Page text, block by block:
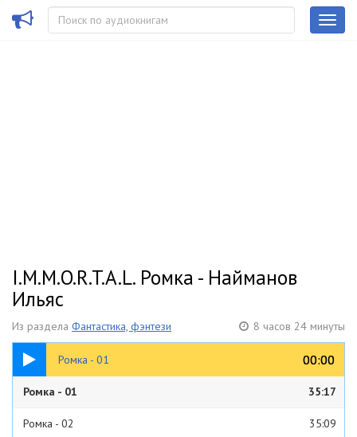
I.M.M.O.R.T.A.L. Ромка - Найманов
Ильяс
Из раздела Фантастика, фэнтези 8 часов 24 минуты
Ромка - 01 00:00
00:00
35:17
Ромка - 01 35:17
Ромка - 02 35:09